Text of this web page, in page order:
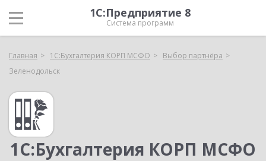
1С:Предприятие 8
Система программ
Главная 1С:Бухгалтерия КОРП МСФО
Выбор партнёра
Зеленодольск
1С:Бухгалтерия КОРП МСФО